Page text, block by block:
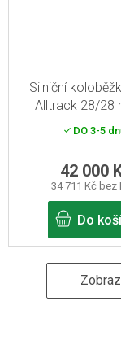
Silniční
Alltrack 28/28
DO 3-5
34 711 Kč bez
42 000
Do